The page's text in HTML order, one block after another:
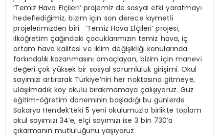
‘Temiz Hava Elçileri’ projemiz de sosyal etki yaratmayı
hedeflediğimiz, bizim için son derece kıymetli
projelerimizden biri. ‘Temiz Hava Elçileri’ projesi,
ilköğretim çağındaki çocuklarımızın temiz hava, iç
ortam hava kalitesi ve iklim değişikliği konularında
farkındalık kazanmasını amaçlayan, bizim için manevi
değeri çok yüksek bir sosyal sorumluluk girişimi. Okul
sayımızı artırarak Türkiye’nin her noktasına gitmeye,
ulaşılmadık köy okulu bırakmamaya çalışıyoruz. Güz
eğitim-öğretim döneminin başladığı bu günlerde
Sakarya Hendek’teki 5 yeni okulumuzla birlikte toplam
okul sayımızı 34’e, elçi sayımızı ise 3 bin 730’a
çıkarmanın mutluluğunu yaşıyoruz.